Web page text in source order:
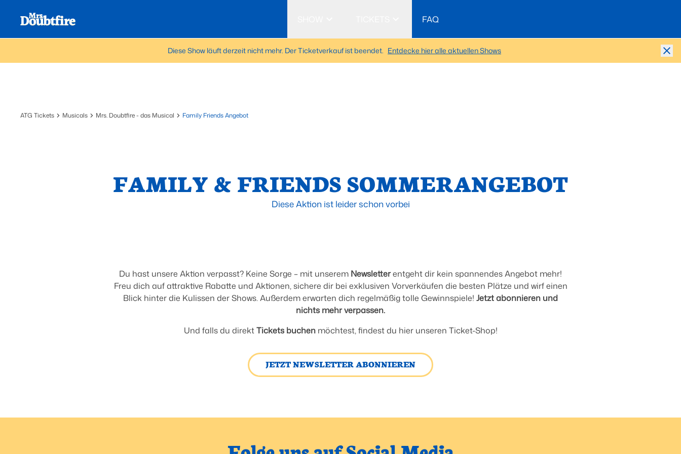
FAQ
Diese Show läuft derzeit nicht mehr. Der Ticketverkauf ist beendet. Entdecke hier alle aktuellen Shows
FAMILY & FRIENDS SOMMERANGEBOT
Diese Aktion ist leider schon vorbei
ATG Tickets Musicals Mrs. Doubtfire - das Musical Family Friends Angebot
Du hast unsere Aktion verpasst? Keine Sorge – mit unserem Newsletterentgeht dir kein spannendes Angebot mehr!
Freu dich auf attraktive Rabatte und Aktionen, sichere dir bei exklusiven Vorverkäufen die besten Plätze und wirf einen
Blick hinter die Kulissen der Shows. Außerdem erwarten dich regelmäßig tolle Gewinnspiele! Jetzt abonnieren und
nichts mehr verpassen.
Und falls du direktTickets buchenmöchtest, findest du hier unseren Ticket-Shop!
JETZT NEWSLETTER ABONNIEREN